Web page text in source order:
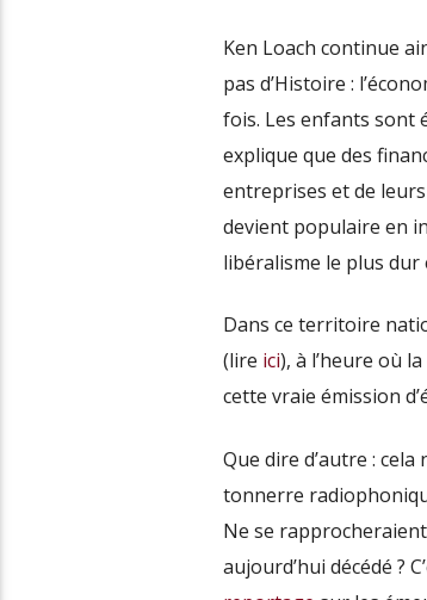
Ken Loach continue
pas d’Histoire :
fois. Les enfants sont
explique que des
entreprises et de leurs
devient populaire en
libéralisme le plus
Dans ce territoire
(lire ici), à l’heure où
cette vraie émission
Que dire d’autre :
tonnerre
Ne se
aujourd’hui décédé ?